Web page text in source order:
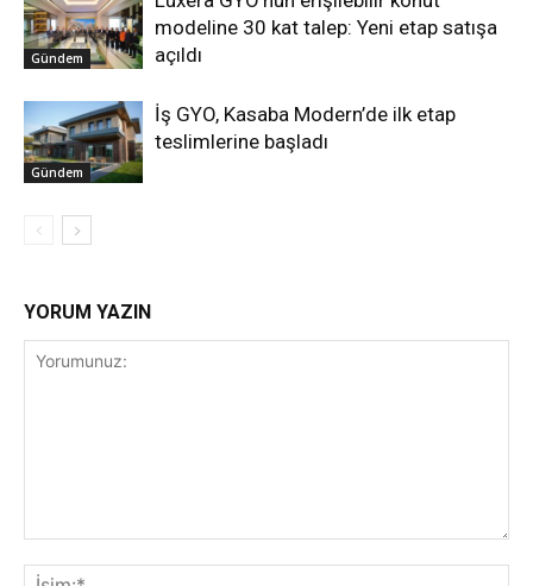
Gündem
modeline 30 kat talep: Yeni etap satışa
açıldı
Gündem
İş GYO, Kasaba Modern’de ilk etap
teslimlerine başladı
YORUM YAZIN